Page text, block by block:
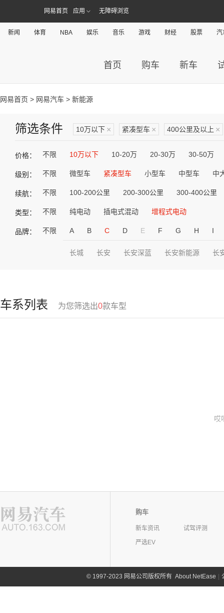
网易首页 应用 无障碍浏览
新闻 体育 NBA 娱乐 音乐 游戏 财经 股票 汽
首页 购车 新车
网易首页 > 网易汽车 > 新能源
筛选条件 10万以下 × 紧凑型车 × 400公里及以上 ×
价格： 不限 10万以下 10-20万 20-30万 30-50万
级别： 不限 微型车 紧凑型车 小型车 中型车 中
续航： 不限 100-200公里 200-300公里 300-400公里
类型： 不限 纯电动 插电式混动 增程式电动
品牌： 不限 A B C D E F G H I
长城 长安 长安深蓝 长安新能源 长
车系列表 为您筛选出0款车型
哎
购车
新车资讯
试驾评测
严选EV
©1997-2023 网易公司版权所有 About NetEase